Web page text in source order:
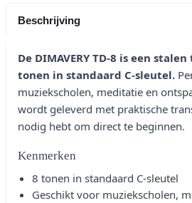
Beschrijving
De DIMAVERY TD-8 is een
tonen in standaard C-sleutel.
muziekscholen, meditatie en
wordt geleverd met praktische
nodig hebt om direct te beginnen.
Kenmerken
8 tonen in standaard C-sleutel
Geschikt voor muziekscholen,